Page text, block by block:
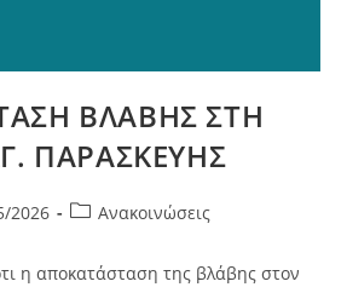
ΒΛΑΒΗΣ ΣΤΗ
ΠΑΡΑΣΚΕΥΗΣ
2026 Ανακοινώσεις
η αποκατάσταση της βλάβης στον